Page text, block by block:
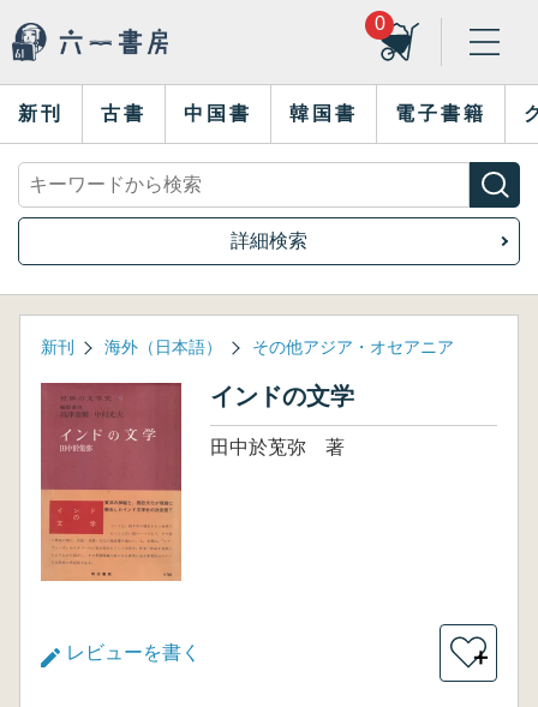
0
新刊 古書 中国書 韓国書 電子書籍
詳細検索
新刊 海外（日本語） その他アジア・オセアニア
インドの文学
田中於莵弥 著
レビューを書く ＋